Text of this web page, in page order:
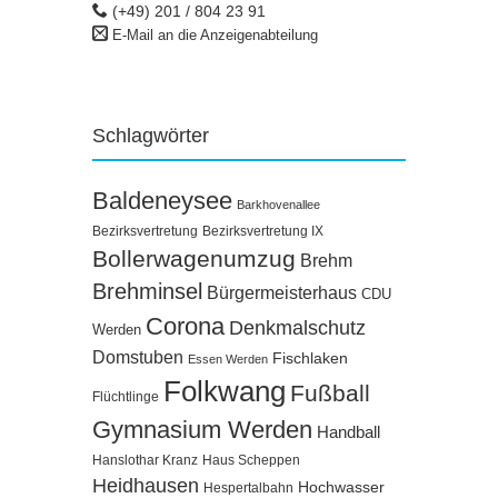
(+49) 201 / 804 23 91
E-Mail an die Anzeigenabteilung
Schlagwörter
Baldeneysee Barkhovenallee
Bezirksvertretung Bezirksvertretung IX
Bollerwagenumzug Brehm
Brehminsel Bürgermeisterhaus CDU
Werden Corona Denkmalschutz
Domstuben Essen Werden Fischlaken
Flüchtlinge Folkwang Fußball
Gymnasium Werden Handball
Hanslothar Kranz Haus Scheppen
Heidhausen Hespertalbahn Hochwasser